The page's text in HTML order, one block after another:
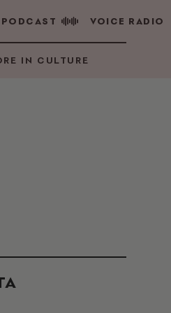
PODCAST VOICE RADIO
IN CULTURE